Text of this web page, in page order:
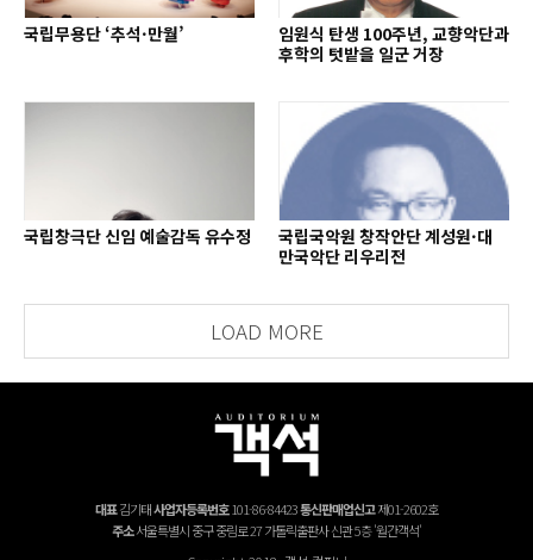
국립무용단 ‘추석·만월’
임원식 탄생 100주년, 교향악단과
후학의 텃밭을 일군 거장
국립창극단 신임 예술감독 유수정
국립국악원 창작안단 계성원·대
만국악단 리우리전
LOAD MORE
대표김기태사업자등록번호101-86-84423통신판매업신고제01-2602호
주소서울특별시 중구 중림로 27 가톨릭출판사 신관 5층 '월간객석'